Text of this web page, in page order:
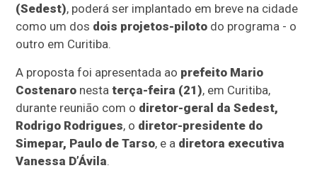
(Sedest), poderá ser implantado em breve na cidade
como um dos dois projetos-piloto do programa - o
outro em Curitiba.
A proposta foi apresentada ao prefeito Mario
Costenaro nestaterça-feira (21), em Curitiba,
durante reunião com o diretor-geral da Sedest,
Rodrigo Rodrigues, o diretor-presidente do
Simepar, Paulo de Tarso, e a diretora executiva
Vanessa D’Ávila.